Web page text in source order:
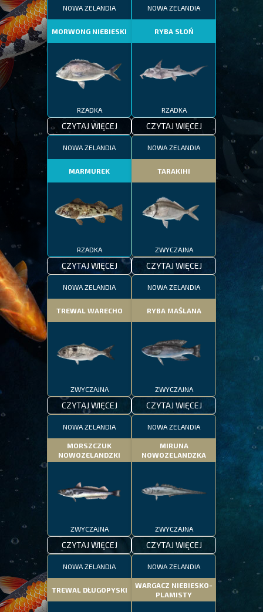
NOWA ZELANDIA
MORWONG NIEBIESKI
RZADKA
CZYTAJ WIĘCEJ
NOWA ZELANDIA
RYBA SŁOŃ
RZADKA
CZYTAJ WIĘCEJ
NOWA ZELANDIA
MARMUREK
RZADKA
CZYTAJ WIĘCEJ
NOWA ZELANDIA
TARAKIHI
ZWYCZAJNA
CZYTAJ WIĘCEJ
NOWA ZELANDIA
TREWAL WARECHO
ZWYCZAJNA
CZYTAJ WIĘCEJ
NOWA ZELANDIA
RYBA MAŚLANA
ZWYCZAJNA
CZYTAJ WIĘCEJ
NOWA ZELANDIA
MORSZCZUK
NOWOZELANDZKI
ZWYCZAJNA
CZYTAJ WIĘCEJ
NOWA ZELANDIA
MIRUNA
NOWOZELANDZKA
ZWYCZAJNA
CZYTAJ WIĘCEJ
NOWA ZELANDIA
TREWAL DŁUGOPYSKI
NOWA ZELANDIA
WARGACZ NIEBIESKO-
PLAMISTY